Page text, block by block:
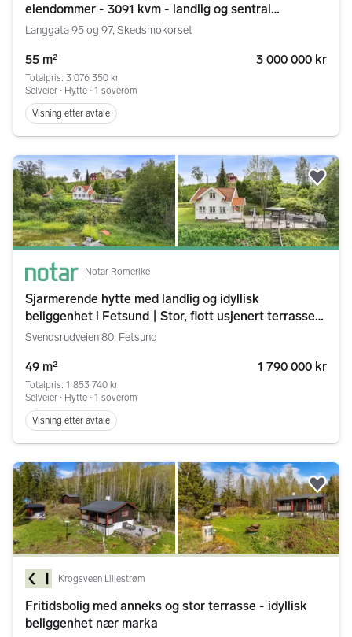
eiendommer - 3091 kvm - landlig og sentral
beliggenhet - stort potensiale
Langgata 95 og 97, Skedsmokorset
55 m² 3 000 000 kr
Totalpris: 3 076 350 kr
Selveier ∙ Hytte ∙ 1 soverom
Visning etter avtale
Notar Romerike
Sjarmerende hytte med landlig og idyllisk
beliggenhet i Fetsund | Stor, flott usjenert terrasse
med utsikt mot Glomma
Svendsrudveien 80, Fetsund
49 m² 1 790 000 kr
Totalpris: 1 853 740 kr
Selveier ∙ Hytte ∙ 1 soverom
Visning etter avtale
Krogsveen Lillestrøm
Fritidsbolig med anneks og stor terrasse - idyllisk
beliggenhet nær marka